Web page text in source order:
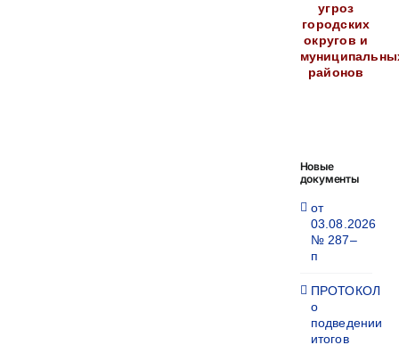
угроз
городских
округов и
районов
Новые
документы
от
03.08.2026
№ 287–
п
ПРОТОКОЛ
о
подведении
итогов